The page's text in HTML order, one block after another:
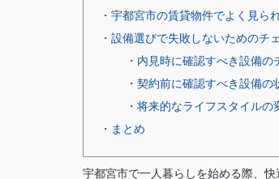
・宇都宮市の賃貸物件でよく見ら
・設備選びで失敗しないためのチ
・内見時に確認すべき設備の
・契約前に確認すべき設備
・将来的なライフスタイル
・まとめ
宇都宮市で一人暮らしを始める際、